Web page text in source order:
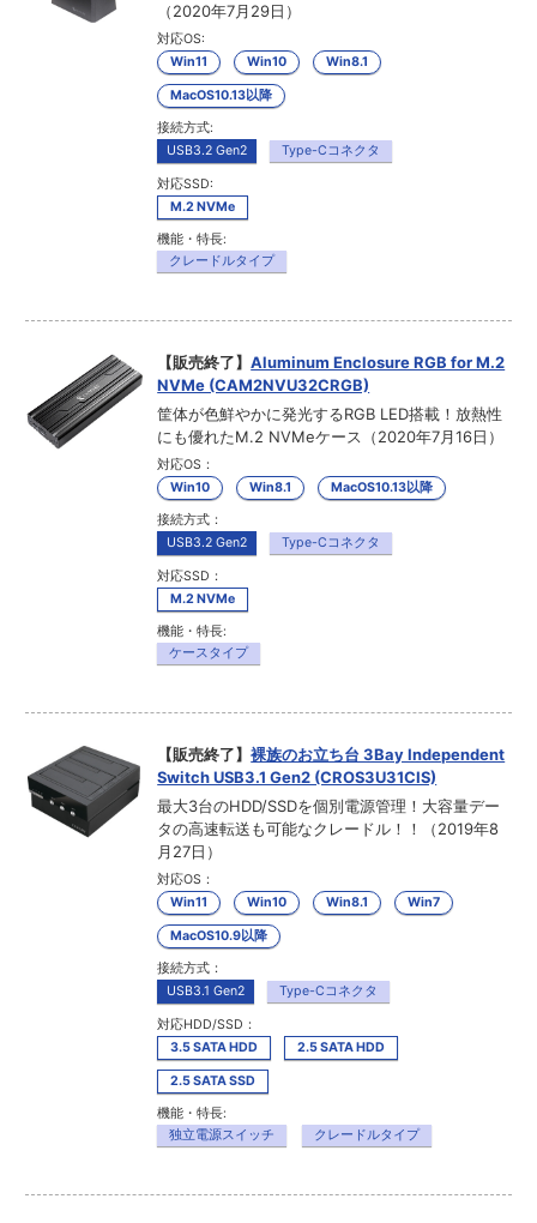
（2020年7月29日）
対応OS:
Win11
Win10 Win8.1
MacOS10.13以降
接続方式:
USB3.2 Gen2
Type-Cコネクタ
対応SSD:
M.2 NVMe
機能・特長:
クレードルタイプ
【販売終了】Aluminum Enclosure RGB for M.2
NVMe (CAM2NVU32CRGB)
筐体が色鮮やかに発光するRGB LED搭載！放熱性
にも優れたM.2 NVMeケース（2020年7月16日）
対応OS：
Win10
Win8.1 MacOS10.13以降
接続方式：
USB3.2 Gen2
Type-Cコネクタ
対応SSD：
M.2 NVMe
機能・特長:
ケースタイプ
【販売終了】裸族のお立ち台 3Bay Independent
Switch USB3.1 Gen2 (CROS3U31CIS)
最大3台のHDD/SSDを個別電源管理！大容量デー
タの高速転送も可能なクレードル！！（2019年8
月27日）
対応OS：
Win11
Win10 Win8.1 Win7
MacOS10.9以降
接続方式：
USB3.1 Gen2
Type-Cコネクタ
対応HDD/SSD：
3.5 SATA HDD
2.5 SATA HDD
2.5 SATA SSD
機能・特長:
独立電源スイッチ
クレードルタイプ